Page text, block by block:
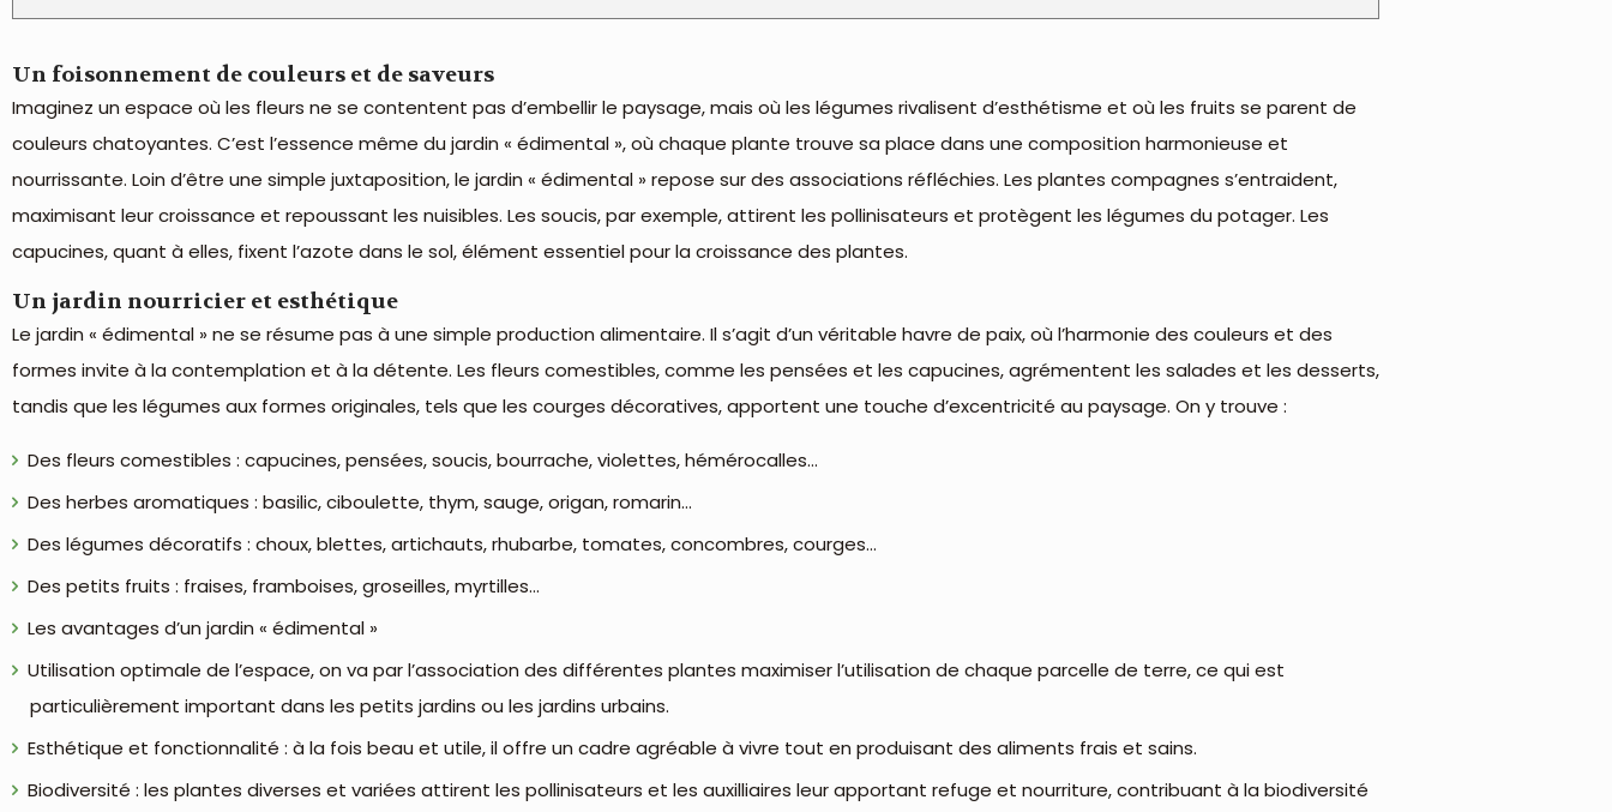
Un foisonnement de couleurs et de saveurs
Imaginez un espace où les fleurs ne se contentent pas d’embellir le paysage, mais où les légumes rivalisent d’esthétisme et où les fruits se parent de
couleurs chatoyantes. C’est l’essence même du jardin « édimental », où chaque plante trouve sa place dans une composition harmonieuse et
nourrissante. Loin d’être une simple juxtaposition, le jardin « édimental » repose sur des associations réfléchies. Les plantes compagnes s’entraident,
maximisant leur croissance et repoussant les nuisibles. Les soucis, par exemple, attirent les pollinisateurs et protègent les légumes du potager. Les
capucines, quant à elles, fixent l’azote dans le sol, élément essentiel pour la croissance des plantes.
Un jardin nourricier et esthétique
Le jardin « édimental » ne se résume pas à une simple production alimentaire. Il s’agit d’un véritable havre de paix, où l’harmonie des couleurs et des
formes invite à la contemplation et à la détente. Les fleurs comestibles, comme les pensées et les capucines, agrémentent les salades et les desserts,
tandis que les légumes aux formes originales, tels que les courges décoratives, apportent une touche d’excentricité au paysage. On y trouve :
Des fleurs comestibles : capucines, pensées, soucis, bourrache, violettes, hémérocalles…
Des herbes aromatiques : basilic, ciboulette, thym, sauge, origan, romarin…
Des légumes décoratifs : choux, blettes, artichauts, rhubarbe, tomates, concombres, courges…
Des petits fruits : fraises, framboises, groseilles, myrtilles…
Les avantages d’un jardin « édimental »
Utilisation optimale de l’espace, on va par l’association des différentes plantes maximiser l’utilisation de chaque parcelle de terre, ce qui est
particulièrement important dans les petits jardins ou les jardins urbains.
Esthétique et fonctionnalité : à la fois beau et utile, il offre un cadre agréable à vivre tout en produisant des aliments frais et sains.
Biodiversité : les plantes diverses et variées attirent les pollinisateurs et les auxilliaires leur apportant refuge et nourriture, contribuant à la biodiversité